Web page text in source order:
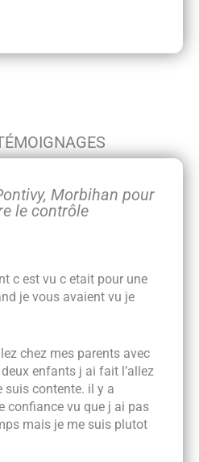
Morbihan pour
le contrôle
c est vu c etait pour une
je vous avaient vu je
chez mes parents avec
enfants j ai fait l’allez
contente. il y a
confiance vu que j ai pas
mais je me suis plutot